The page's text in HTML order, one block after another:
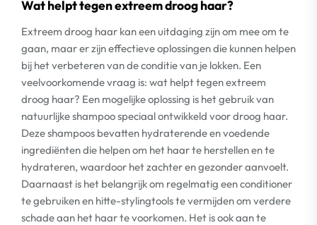
Wat helpt tegen extreem droog haar?
Extreem droog haar kan een uitdaging zijn om mee om te
gaan, maar er zijn effectieve oplossingen die kunnen helpen
bij het verbeteren van de conditie van je lokken. Een
veelvoorkomende vraag is: wat helpt tegen extreem
droog haar? Een mogelijke oplossing is het gebruik van
natuurlijke shampoo speciaal ontwikkeld voor droog haar.
Deze shampoos bevatten hydraterende en voedende
ingrediënten die helpen om het haar te herstellen en te
hydrateren, waardoor het zachter en gezonder aanvoelt.
Daarnaast is het belangrijk om regelmatig een conditioner
te gebruiken en hitte-stylingtools te vermijden om verdere
schade aan het haar te voorkomen. Het is ook aan te